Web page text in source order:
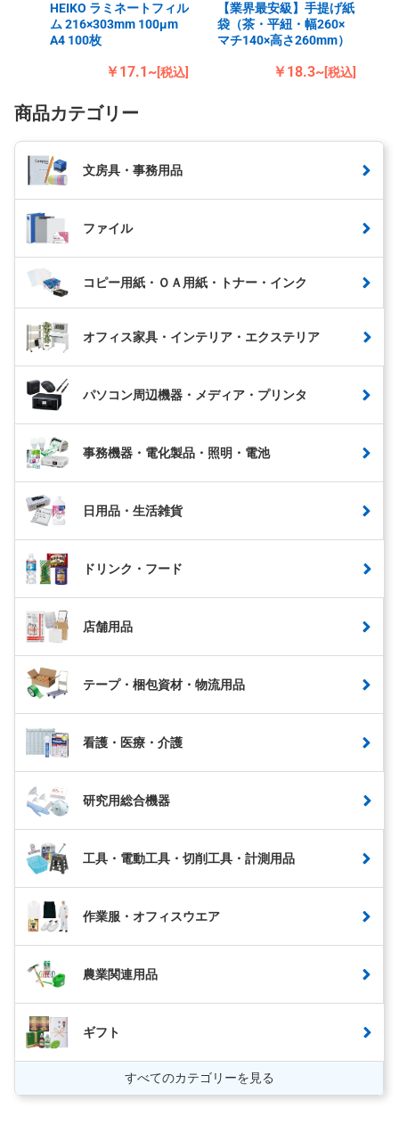
HEIKO ラミネートフィル
ム 216×303mm 100μm
A4 100枚
￥17.1~[税込]
【業界最安級】手提げ紙
袋（茶・平紐・幅260×
マチ140×高さ260mm）
￥18.3~[税込]
商品カテゴリー
文房具・事務用品
ファイル
コピー用紙・ＯＡ用紙・トナー・インク
オフィス家具・インテリア・エクステリア
パソコン周辺機器・メディア・プリンタ
事務機器・電化製品・照明・電池
日用品・生活雑貨
ドリンク・フード
店舗用品
テープ・梱包資材・物流用品
看護・医療・介護
研究用総合機器
工具・電動工具・切削工具・計測用品
作業服・オフィスウエア
農業関連用品
ギフト
すべてのカテゴリーを見る